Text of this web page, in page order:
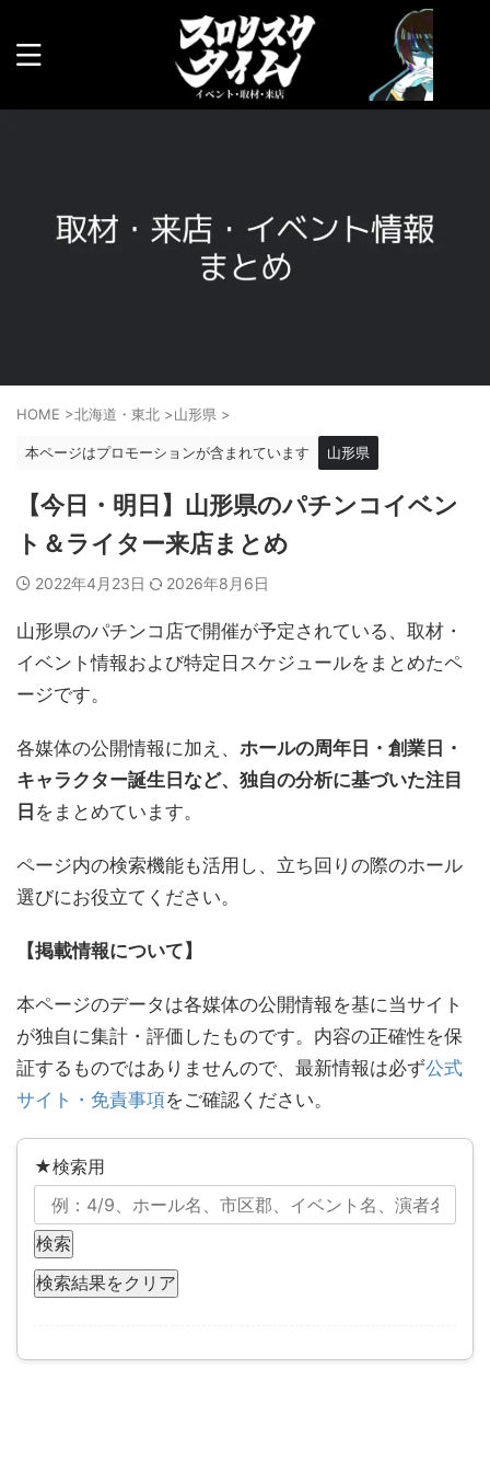
HOME >北海道・東北 >山形県 >
本ページはプロモーションが含まれています 山形県
【今日・明日】山形県のパチンコイベン
ト＆ライター来店まとめ
2022年4月23日 2026年8月6日
山形県のパチンコ店で開催が予定されている、取材・
イベント情報および特定日スケジュールをまとめたペ
ージです。
各媒体の公開情報に加え、 ホールの周年日・創業日・
キャラクター誕生日など、独自の分析に基づいた注目
日 をまとめています。
ページ内の検索機能も活用し、立ち回りの際のホール
選びにお役立てください。
【掲載情報について】
本ページのデータは各媒体の公開情報を基に当サイト
が独自に集計・評価したものです。内容の正確性を保
証するものではありませんので、最新情報は必ず公式
サイト・免責事項をご確認ください。
★検索用
検索
検索結果をクリア